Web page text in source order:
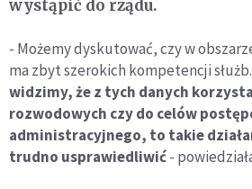
wystąpić do rządu.
- Możemy dyskutować, czy w
ma zbyt szerokich kompetencji
widzimy, że z tych danych
rozwodowych czy do celów
administracyjnego, to takie
trudno usprawiedliwić-